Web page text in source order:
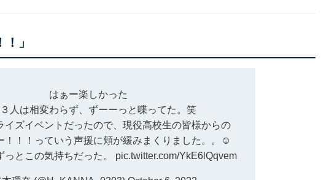
」
はぁー楽しかった
人は相変わらず、ずーーっと喋ってた。笑
イズイベントだったので、現役高校生の皆様からの
！！！っていう声援に頬が緩みまくりました。。☺️
とこの気持ちだった。 pic.twitter.com/YkE6lQqvem